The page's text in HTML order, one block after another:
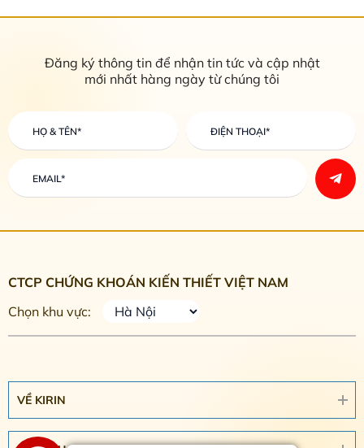
Đăng ký thông tin để nhận tin tức và cập nhật
mới nhất hàng ngày từ chúng tôi
CTCP CHỨNG KHOÁN KIẾN THIẾT VIỆT NAM
Chọn khu vực:
VỀ KIRIN